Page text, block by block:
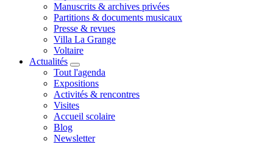
Manuscrits & archives privées
Partitions & documents musicaux
Presse & revues
Villa La Grange
Voltaire
Actualités
Tout l'agenda
Expositions
Activités & rencontres
Visites
Accueil scolaire
Blog
Newsletter